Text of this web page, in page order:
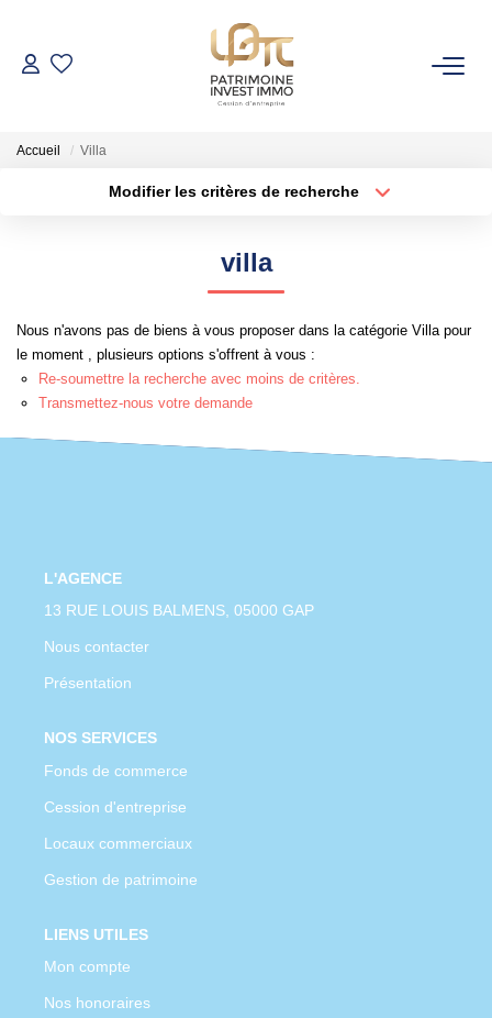
NOS BIENS
Cession D'entreprise
GESTION DE PATRIMOINE
Accueil Villa
Modifier les critères de recherche
Créer une alerte
villa
Nous n'avons pas de biens à vous proposer dans la catégorie Villa pour
le moment , plusieurs options s'offrent à vous :
Re-soumettre la recherche avec moins de critères.
Transmettez-nous votre demande
L'AGENCE
13 RUE LOUIS BALMENS, 05000 GAP
Nous contacter
Présentation
NOS SERVICES
Fonds de commerce
Cession d'entreprise
Locaux commerciaux
Gestion de patrimoine
LIENS UTILES
Mon compte
Nos honoraires